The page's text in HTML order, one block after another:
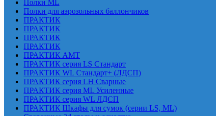
Полки ML
Полки для аэрозольных баллончиков
ПРАКТИК
ПРАКТИК
ПРАКТИК
ПРАКТИК
ПРАКТИК AMT
ПРАКТИК cерия LS Стандарт
ПРАКТИК WL Стандарт+ (ЛДСП)
ПРАКТИК серия LH Сварные
ПРАКТИК серия ML Усиленные
ПРАКТИК серия WL ЛДСП
ПРАКТИК Шкафы для сумок (серии LS, ML)